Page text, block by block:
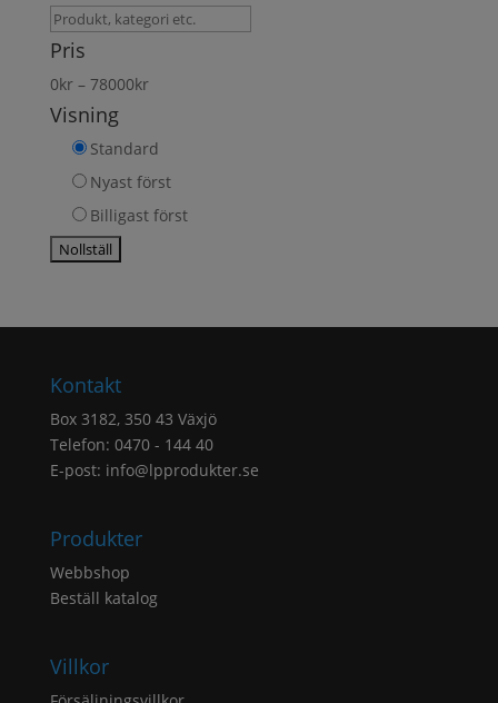
Sök
produkt
Pris
0kr– 78000kr
Visning
Standard
Nyast först
Billigast först
Kontakt
Box 3182, 350 43 Växjö
Telefon: 0470 - 144 40
E-post: info@lpprodukter.se
Produkter
Webbshop
Beställ katalog
Villkor